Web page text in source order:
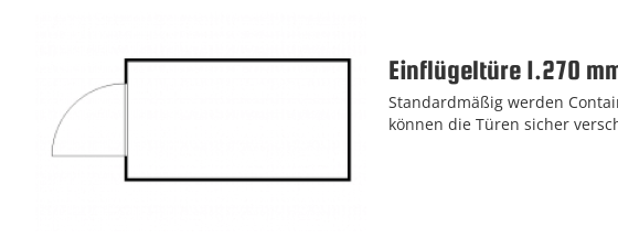
Einflügeltüre 1.270
Standardmäßig werden
können die Türen sicher